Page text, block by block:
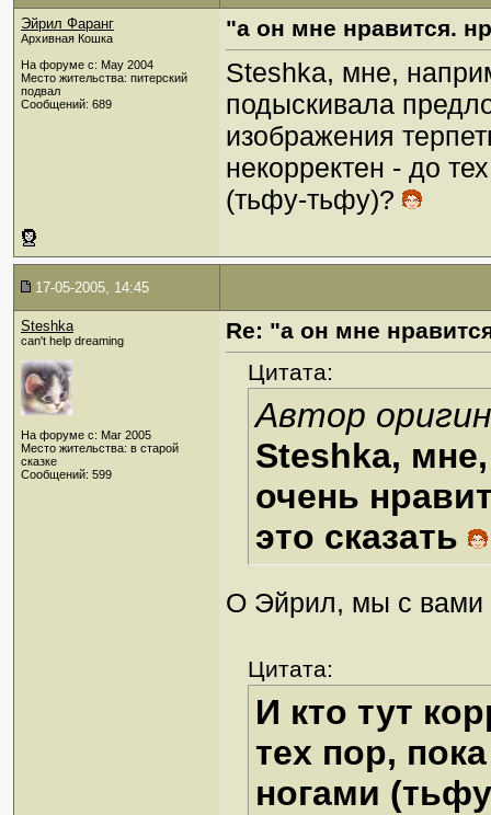
Эйрил Фаранг
Архивная Кошка
На форуме с: May 2004
Место жительства: питерский
подвал
Сообщений: 689
"а он мне нравится.
Steshka, мне,
подыскивала
изображения
некорректен - до
(тьфу-тьфу)?
17-05-2005, 14:45
Steshka
can't help dreaming
На форуме с: Mar 2005
Место жительства: в старой
сказке
Сообщений: 599
Re: "а он мне
Цитата:
Автор
Steshka,
очень
это сказать
О Эйрил, мы с вами
Цитата:
И кто тут
тех пор,
ногами